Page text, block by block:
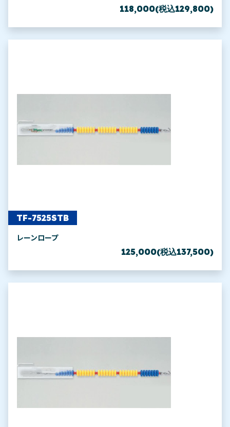
118,000(税込129,800)
TF-7525STB
レーンロープ
125,000(税込137,500)